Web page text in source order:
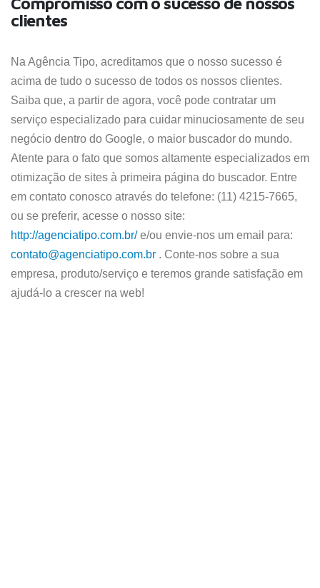
clientes
Na Agência Tipo, acreditamos que o nosso sucesso é
acima de tudo o sucesso de todos os nossos clientes.
Saiba que, a partir de agora, você pode contratar um
serviço especializado para cuidar minuciosamente de seu
negócio dentro do Google, o maior buscador do mundo.
Atente para o fato que somos altamente especializados em
otimização de sites à primeira página do buscador. Entre
em contato conosco através do telefone: (11) 4215-7665,
ou se preferir, acesse o nosso site:
http://agenciatipo.com.br/e/ou envie-nos um email para:
contato@agenciatipo.com.br . Conte-nos sobre a sua
empresa, produto/serviço e teremos grande satisfação em
ajudá-lo a crescer na web!